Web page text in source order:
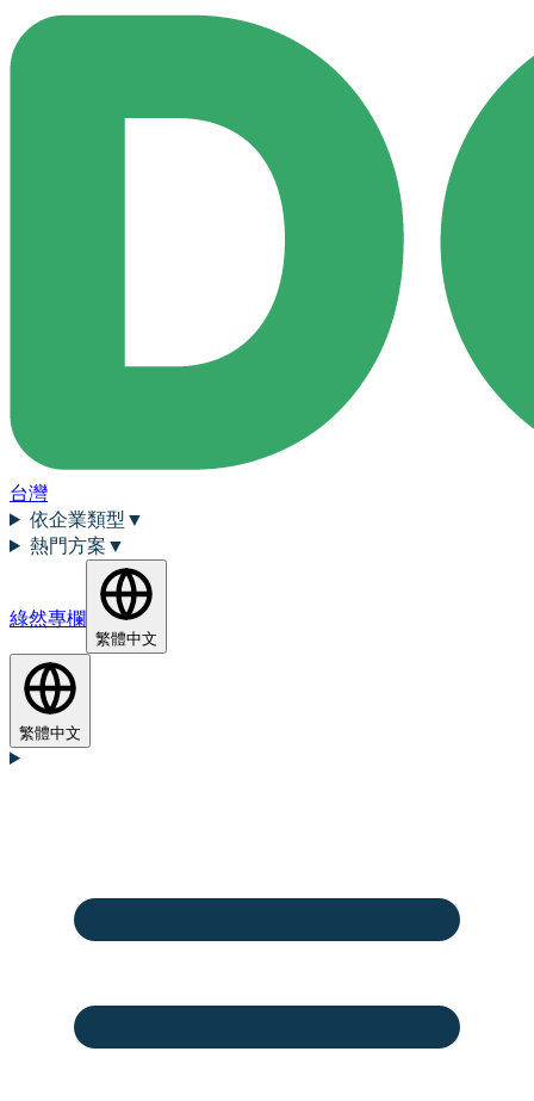
台灣
依企業類型 ▼
熱門方案 ▼
綠然專欄
繁體中文
繁體中文